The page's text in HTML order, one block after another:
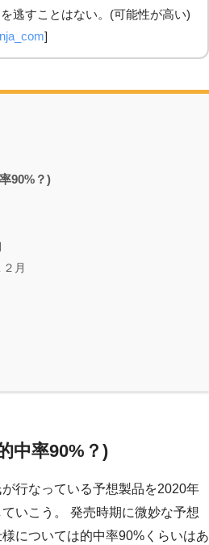
逃すことはない。(可能性が高い)
]
90%？)
月
中率90%？)
行なっている予想製品を2020年
いこう。 発売時期に微妙な予想
については的中率90%くらいはあ